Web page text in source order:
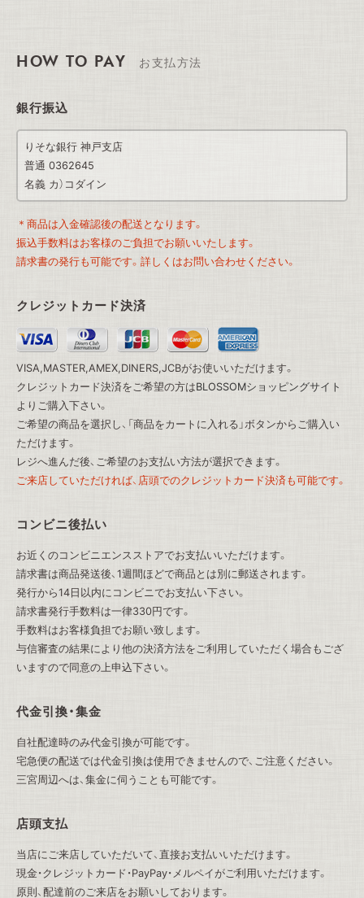
HOW TO PAY お支払方法
銀行振込
りそな銀行 神戸支店
普通 0362645
名義 カ）コダイン
＊商品は入金確認後の配送となります。
振込手数料はお客様のご負担でお願いいたします。
請求書の発行も可能です。詳しくはお問い合わせください。
クレジットカード決済
VISA,MASTER,AMEX,DINERS,JCBがお使いいただけます。
クレジットカード決済をご希望の方はBLOSSOMショッピングサイト
よりご購入下さい。
ご希望の商品を選択し、「商品をカートに入れる」ボタンからご購入い
ただけます。
レジへ進んだ後、ご希望のお支払い方法が選択できます。
ご来店していただければ、店頭でのクレジットカード決済も可能です。
コンビニ後払い
お近くのコンビニエンスストアでお支払いいただけます。
請求書は商品発送後、1週間ほどで商品とは別に郵送されます。
発行から14日以内にコンビニでお支払い下さい。
請求書発行手数料は一律330円です。
手数料はお客様負担でお願い致します。
与信審査の結果により他の決済方法をご利用していただく場合もござ
いますので同意の上申込下さい。
代金引換・集金
自社配達時のみ代金引換が可能です。
宅急便の配送では代金引換は使用できませんので、ご注意ください。
三宮周辺へは、集金に伺うことも可能です。
店頭支払
当店にご来店していただいて、直接お支払いいただけます。
現金・クレジットカード・PayPay・メルペイがご利用いただけます。
原則、配達前のご来店をお願いしております。